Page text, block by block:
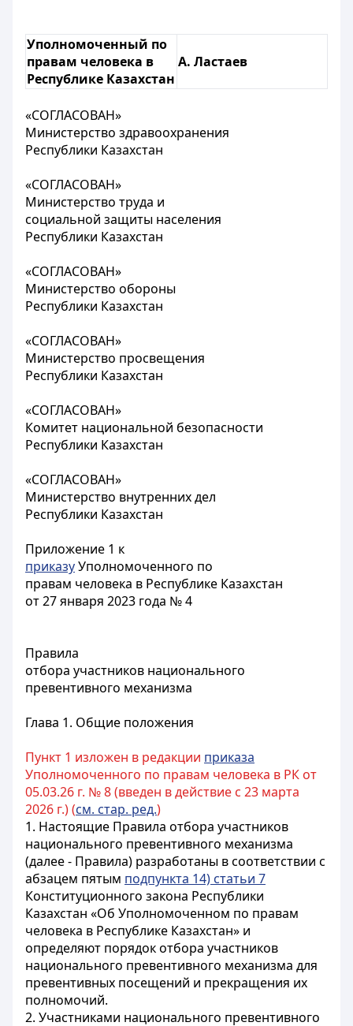
Уполномоченный по
правам человека в
Республике Казахстан
А. Ластаев
«СОГЛАСОВАН»
Министерство здравоохранения
Республики Казахстан
«СОГЛАСОВАН»
Министерство труда и
социальной защиты населения
Республики Казахстан
«СОГЛАСОВАН»
Министерство обороны
Республики Казахстан
«СОГЛАСОВАН»
Министерство просвещения
Республики Казахстан
«СОГЛАСОВАН»
Комитет национальной безопасности
Республики Казахстан
«СОГЛАСОВАН»
Министерство внутренних дел
Республики Казахстан
Приложение 1 к
приказуУполномоченного по
правам человека в Республике Казахстан
от 27 января 2023 года № 4
Правила
отбора участников национального
превентивного механизма
Глава 1. Общие положения
Пункт 1 изложен в редакции приказа
Уполномоченного по правам человека в РК от
05.03.26 г. № 8 (введен в действие с 23 марта
2026 г.) (см. стар. ред.)
1. Настоящие Правила отбора участников
национального превентивного механизма
(далее - Правила) разработаны в соответствии с
абзацем пятым подпункта 14) статьи 7
Конституционного закона Республики
Казахстан «Об Уполномоченном по правам
человека в Республике Казахстан» и
определяют порядок отбора участников
национального превентивного механизма для
превентивных посещений и прекращения их
полномочий.
2. Участниками национального превентивного